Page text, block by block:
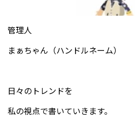
管理人
まぁちゃん（ハンドルネーム）
日々のトレンドを
私の視点で書いていきます。